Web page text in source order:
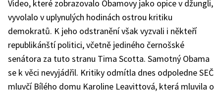
Video, které zobrazovalo Obamovy jako opice v džungli,
vyvolalo v uplynulých hodinách ostrou kritiku
demokratů. K jeho odstranění však vyzvali i někteří
republikánští politici, včetně jediného černošské
senátora za tuto stranu Tima Scotta. Samotný Obama
se k věci nevyjádřil. Kritiky odmítla dnes odpoledne SEČ
mluvčí Bílého domu Karoline Leavittová, která mluvila o